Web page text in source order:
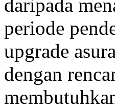
daripada
periode
upgrade
dengan